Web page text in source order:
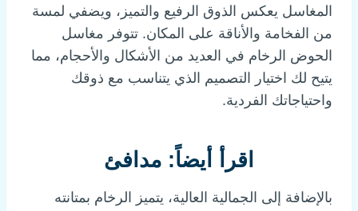
المغاسل يعكس الذوق الرفيع والتميز، ويضفي لمسة
من الفخامة والأناقة على المكان. تتوفر مغاسل
الحوض الرخام في العديد من الأشكال والأحجام، مما
يتيح لك اختيار التصميم الذي يتناسب مع ذوقك
واحتياجاتك الفردية.
اقرأ أيضاً: مدافئ
بالإضافة إلى الجمالية العالية، يتميز الرخام بمتانته